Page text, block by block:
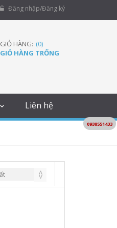
Đăng nhập/Đăng ký
GIỎ HÀNG: (0)
GIỎ HÀNG TRỐNG
Liên hệ
0938551433